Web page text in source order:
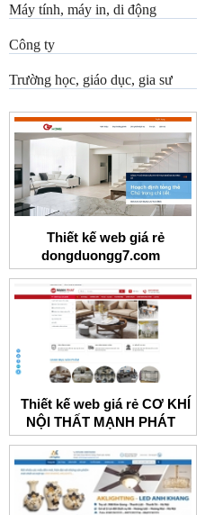
Máy tính, máy in, di động
Công ty
Trường học, giáo dục, gia sư
Thiết kế web giá rẻ
dongduongg7.com
Thiết kế web giá rẻ CƠ KHÍ
NỘI THẤT MẠNH PHÁT